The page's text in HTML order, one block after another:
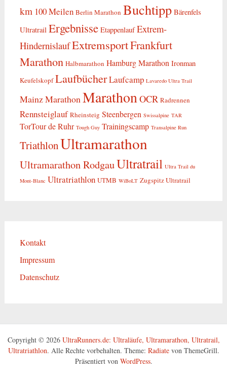
km 100 Meilen Berlin Marathon Buchtipp Bärenfels
Ultratrail Ergebnisse Etappenlauf Extrem-
HindernislaufExtremsportFrankfurt
Marathon Halbmarathon Hamburg Marathon Ironman
Keufelskopf LaufbücherLaufcamp Lavaredo Ultra Trail
Mainz MarathonMarathonOCR Radrennen
Rennsteiglauf Rheinsteig Steenbergen Swissalpine TAR
TorTour de Ruhr Tough Guy Trainingscamp Transalpine Run
TriathlonUltramarathon
Ultramarathon RodgauUltratrail Ultra Trail du
Mont-Blanc Ultratriathlon UTMB WiBoLT Zugspitz Ultratrail
Kontakt
Impressum
Datenschutz
Copyright © 2026 UltraRunners.de: Ultraläufe, Ultramarathon, Ultratrail,
Ultratriathlon. Alle Rechte vorbehalten. Theme: Radiatevon ThemeGrill.
Präsentiert von WordPress.